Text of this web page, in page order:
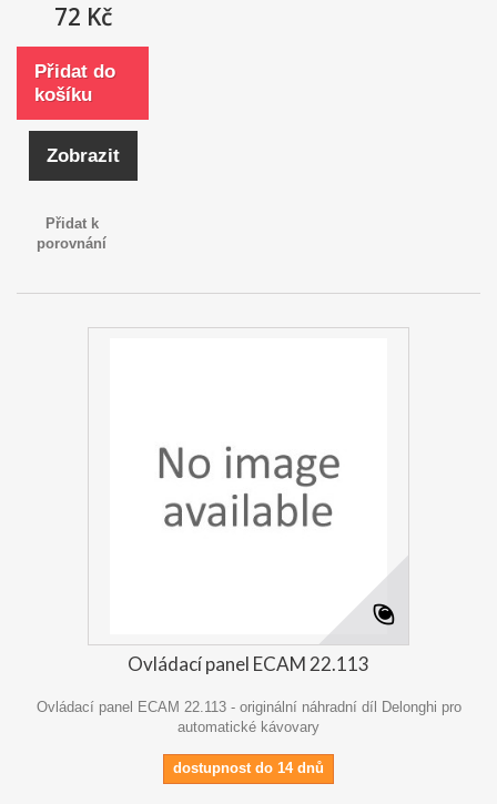
72 Kč
Přidat do
košíku
Zobrazit
Přidat k
porovnání
Ovládací panel ECAM 22.113
Ovládací panel ECAM 22.113 - originální náhradní díl Delonghi pro
automatické kávovary
dostupnost do 14 dnů